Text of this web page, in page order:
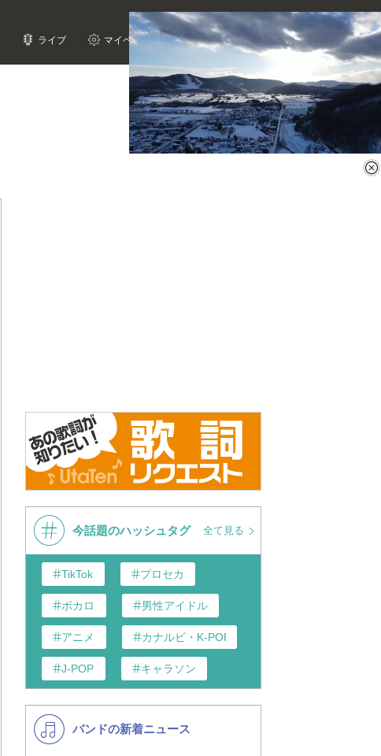
ライブ マイページ
今話題のハッシュタグ 全て見る
TikTok プロセカ
ボカロ 男性アイドル
アニメ カナルビ・K-POP和訳
J-POP キャラソン
K-POP バンド
バンドの新着ニュース